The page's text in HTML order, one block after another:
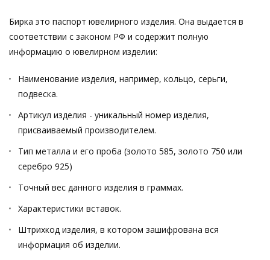
Бирка это паспорт ювелирного изделия. Она выдается в
соответствии с законом РФ и содержит полную
информацию о ювелирном изделии:
Наименование изделия, например, кольцо, серьги,
подвеска.
Артикул изделия - уникальный номер изделия,
присваиваемый производителем.
Тип металла и его проба (золото 585, золото 750 или
серебро 925)
Точный вес данного изделия в граммах.
Характеристики вставок.
Штрихкод изделия, в котором зашифрована вся
информация об изделии.